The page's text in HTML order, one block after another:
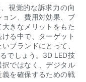
視覚的な訴求力の向
ョン、費用対効果、ブ
きなメリットをもた
る中で、ターゲット
ブランドにとって、
でしょう。3D LED技
ではなく、デジタル
を確保するための戦